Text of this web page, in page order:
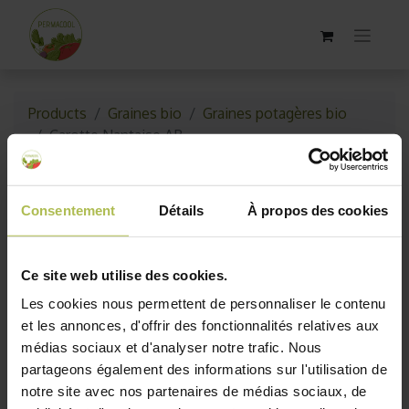
Consentement Détails À propos des cookies
Ce site web utilise des cookies.
Les cookies nous permettent de personnaliser le contenu
et les annonces, d'offrir des fonctionnalités relatives aux
médias sociaux et d'analyser notre trafic. Nous
partageons également des informations sur l'utilisation de
notre site avec nos partenaires de médias sociaux, de
Products Graines bio
Graines potagères bio
Carotte Nantaise AB
Épuisé